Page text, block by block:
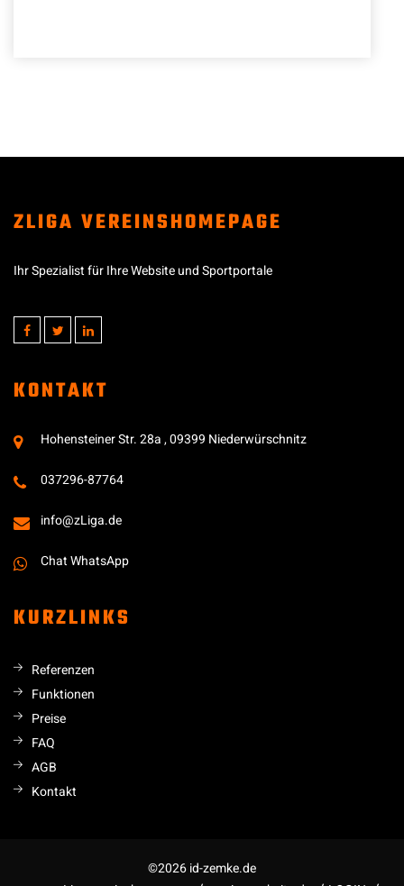
ZLIGA VEREINSHOMEPAGE
Ihr Spezialist für Ihre Website und Sportportale
KONTAKT
Hohensteiner Str. 28a , 09399 Niederwürschnitz
037296-87764
info@zLiga.de
Chat WhatsApp
KURZLINKS
Referenzen
Funktionen
Preise
FAQ
AGB
Kontakt
©2026 id-zemke.de